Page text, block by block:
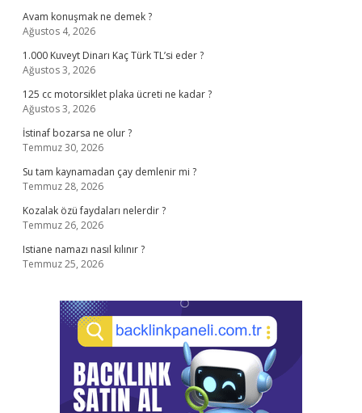
Avam konuşmak ne demek ?
Ağustos 4, 2026
1.000 Kuveyt Dinarı Kaç Türk TL’si eder ?
Ağustos 3, 2026
125 cc motorsiklet plaka ücreti ne kadar ?
Ağustos 3, 2026
İstinaf bozarsa ne olur ?
Temmuz 30, 2026
Su tam kaynamadan çay demlenir mi ?
Temmuz 28, 2026
Kozalak özü faydaları nelerdir ?
Temmuz 26, 2026
Istiane namazı nasıl kılınır ?
Temmuz 25, 2026